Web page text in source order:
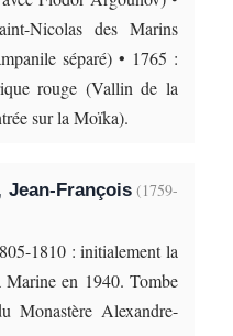
Nicolas des Marins
séparé) • 1765 :
rouge (Vallin de la
sur la Moïka).
Jean-François (1759-
1810 : initialement la
en 1940. Tombe
Monastère Alexandre-